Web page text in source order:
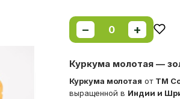
− 0 +
Куркума молотая —
Куркума молотая от ТМ
выращенной в Индии и